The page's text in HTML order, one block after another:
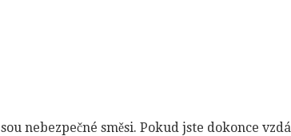
nebezpečné směsi. Pokud jste dokonce